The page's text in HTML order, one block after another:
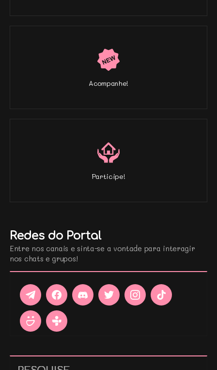
Acompanhe!
Participe!
Redes do Portal
Entre nos canais e sinta-se a vontade para interagir
nos chats e grupos!